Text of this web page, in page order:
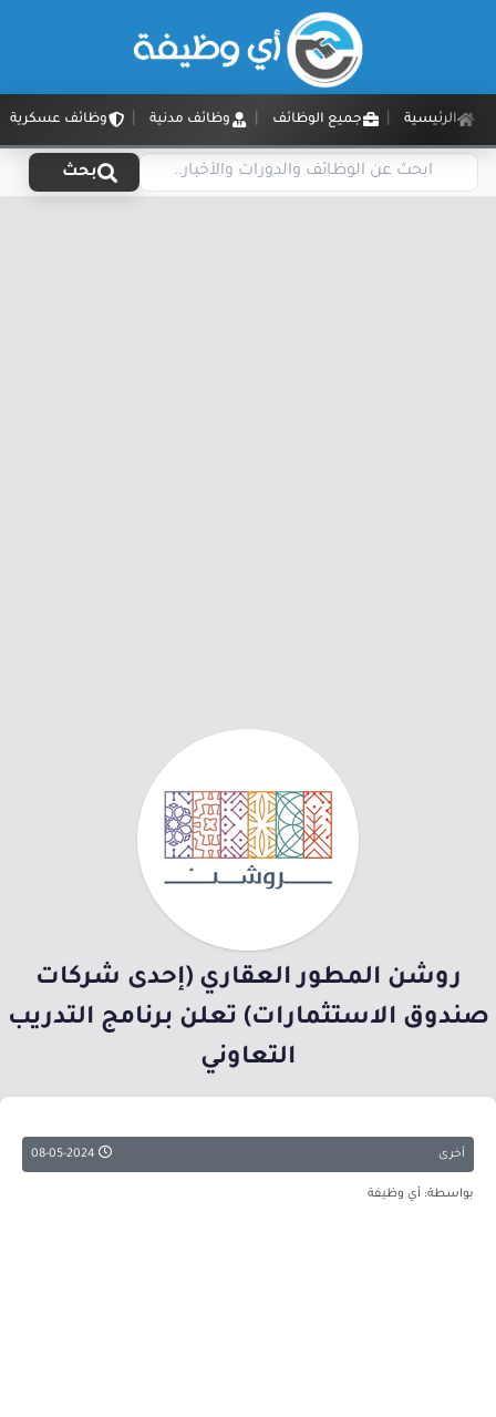
الرئيسية جميع الوظائف وظائف مدنية وظائف عسكرية
بحث
روشن المطور العقاري (إحدى شركات
صندوق الاستثمارات) تعلن برنامج التدريب
التعاوني
أخرى
بواسطة: أي وظيفة